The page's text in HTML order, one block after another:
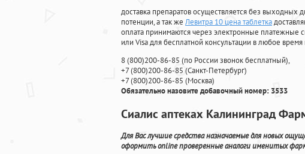
доставка препаратов осуществляется без выходных
потенции, а так же Левитра 10 цена таблетка
оплата принимаются через электронные платежные
или Visa для бесплатной консультации в любое
8(800)200-86-85 (по России звонок бесплатный),
+7(800)200-86-85 (Санкт-Петербург)
+7(800)200-86-85 (Москва)
Обязательно назовите добавочный номер: 3533
Сиалис аптеках Калининград
Для Вас лучшие средства назначаемые для новых
оформить online проверенные аналоги именитых